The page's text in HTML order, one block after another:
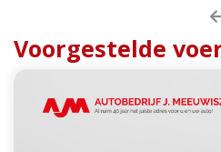
Voorgestelde